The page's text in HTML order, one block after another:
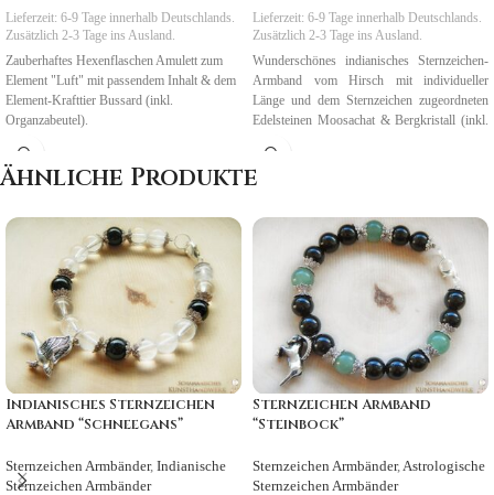
Lieferzeit: 6-9 Tage innerhalb Deutschlands.
Zusätzlich 2-3 Tage ins Ausland.
Zauberhaftes Hexenflaschen Amulett zum
Element "Luft" mit passendem Inhalt & dem
Element-Krafttier Bussard (inkl.
Organzabeutel).
Lieferzeit: 6-9 Tage innerhalb Deutschlands.
Zusätzlich 2-3 Tage ins Ausland.
Wunderschönes indianisches Sternzeichen-
Armband vom Hirsch mit individueller
Länge und dem Sternzeichen zugeordneten
Edelsteinen Moosachat & Bergkristall (inkl.
Geburtszeit: 21.05. bis 20.06.
Ähnliche Produkte
Indianisches Sternzeichen
Armband “Schneegans”
Sternzeichen Armbänder, Indianische
Sternzeichen Armbänder
Sternzeichen Armband
“Steinbock”
Sternzeichen Armbänder, Astrologische
Sternzeichen Armbänder